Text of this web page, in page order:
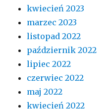
kwiecień 2023
marzec 2023
listopad 2022
październik 2022
lipiec 2022
czerwiec 2022
maj 2022
kwiecień 2022